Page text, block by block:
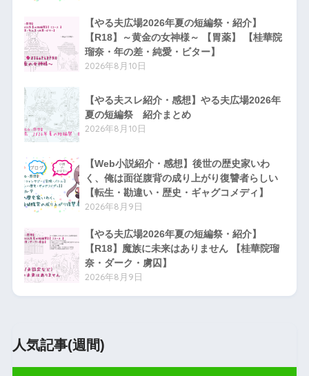
【やる夫広場2026年夏の短編祭・紹介】
【R18】～黄金の女神様～ 【胃薬】 【桂華院
瑠奈・年の差・純愛・ビター】
2026年8月10日
【やる夫スレ紹介・感想】やる夫広場2026年
夏の短編祭 紹介まとめ
2026年8月10日
【Web小説紹介・感想】後世の歴史家いわ
く、俺は面従腹背の成り上がり復讐者らしい
【転生・勘違い・歴史・ギャグコメディ】
2026年8月9日
【やる夫広場2026年夏の短編祭・紹介】
【R18】魔族に未来はありません 【桂華院瑠
奈・ダーク・虜囚】
2026年8月9日
人気記事(週間)